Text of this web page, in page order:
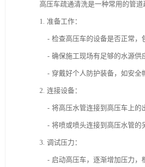
高压车疏通清洗是一种常用的管
1. 准备工作：
- 检查高压车的设备是否正常，
- 确保施工现场有足够的水源供
- 穿戴好个人防护装备，如安全
2. 连接设备：
- 将高压水管连接到高压车上的
- 将喷或喷头连接到高压水管的
3. 调试压力：
- 启动高压车，逐渐增加压力，